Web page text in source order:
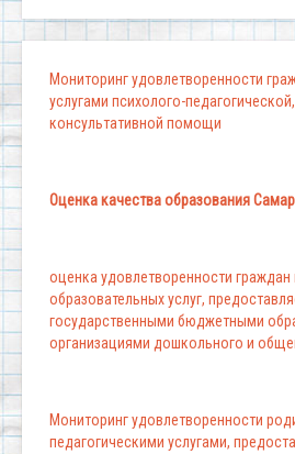
Мониторинг удовлетворенности
услугами психолого-
консультативной помощи
Оценка качества образования
оценка удовлетворенности граждан
образовательных услуг,
государственными бюджетными
организациями дошкольного и
Мониторинг удовлетворенности
педагогическими услугами,